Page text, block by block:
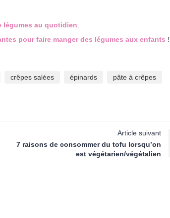
légumes au quotidien
pour faire manger des légumes aux enfants !
crêpes salées épinards pâte à crêpes
Article suivant
7 raisons de consommer du tofu lorsqu’on
est végétarien/végétalien